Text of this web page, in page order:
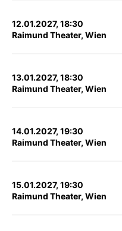
12.01.2027, 18:30
Raimund Theater, Wien
13.01.2027, 18:30
Raimund Theater, Wien
14.01.2027, 19:30
Raimund Theater, Wien
15.01.2027, 19:30
Raimund Theater, Wien